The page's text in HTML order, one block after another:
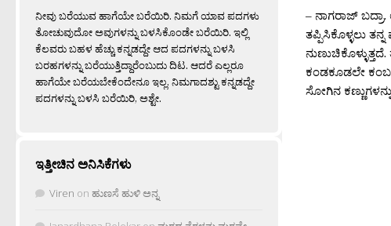
– ನಾಗರಾಜ್
ತಪ್ಪಿಸಿಕೊಳ್ಳಲು
ನುಣುಚಿಕೊಳ್ಳುತ್ತದೆ.
ಕಂಡಕೂಡಲೇ
ಸೋಗಿನ
ನೀವು ಬರೆಯುವ ಹಾಗೆಯೇ ಬರೆಯಿರಿ. ನಿಮಗೆ ಯಾವ ಪದಗಳು
ತೋಚುವುದೋ ಅವುಗಳನ್ನು ಬಳಸಿಕೊಂಡೇ ಬರೆಯಿರಿ. ಇಲ್ಲಿ
ಕೆಲವರು ಬಹಳ ಹೆಚ್ಚು ಕನ್ನಡದ್ದೇ ಆದ ಪದಗಳನ್ನು ಬಳಸಿ
ಬರಹಗಳನ್ನು ಬರೆಯುತ್ತಿದ್ದಾರೆಂಬುದು ದಿಟ. ಆದರೆ ಎಲ್ಲರೂ
ಹಾಗೆಯೇ ಬರೆಯಬೇಕೆಂದೇನೂ ಇಲ್ಲ. ನಿಮಗಾದಶ್ಟು ಕನ್ನಡದ್ದೇ
ಪದಗಳನ್ನು ಬಳಸಿ ಬರೆಯಿರಿ, ಅಶ್ಟೇ.
ಇತ್ತೀಚಿನ ಅನಿಸಿಕೆಗಳು
Viren on ಹುಣಸೆ ಹುಳಿ ಅನ್ನ